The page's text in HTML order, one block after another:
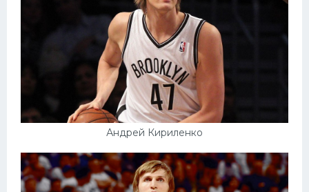
Андрей Кириленко